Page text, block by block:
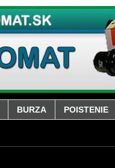
BURZA POISTENIE